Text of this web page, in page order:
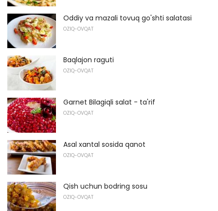
Oddiy va mazali tovuq go'shti salatasi
OZIQ-OVQAT
Baqlajon raguti
OZIQ-OVQAT
Garnet Bilagiqli salat - ta'rif
OZIQ-OVQAT
Asal xantal sosida qanot
OZIQ-OVQAT
Qish uchun bodring sosu
OZIQ-OVQAT